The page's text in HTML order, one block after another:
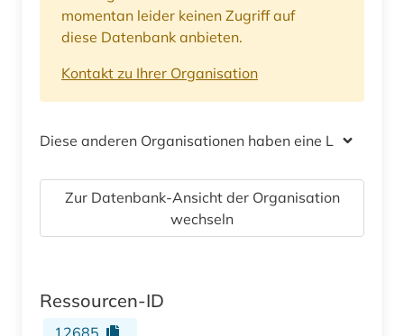
momentan leider keinen Zugriff auf
diese Datenbank anbieten.
Kontakt zu Ihrer Organisation
Diese anderen Organisationen haben eine Lizenz
Zur Datenbank-Ansicht der Organisation
wechseln
Ressourcen-ID
12685